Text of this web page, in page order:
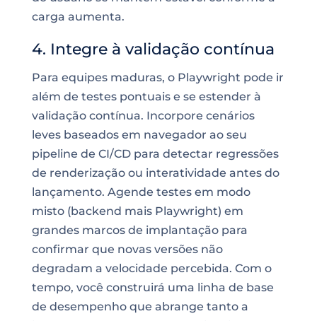
carga aumenta.
4. Integre à validação contínua
Para equipes maduras, o Playwright pode ir
além de testes pontuais e se estender à
validação contínua. Incorpore cenários
leves baseados em navegador ao seu
pipeline de CI/CD para detectar regressões
de renderização ou interatividade antes do
lançamento. Agende testes em modo
misto (backend mais Playwright) em
grandes marcos de implantação para
confirmar que novas versões não
degradam a velocidade percebida. Com o
tempo, você construirá uma linha de base
de desempenho que abrange tanto a